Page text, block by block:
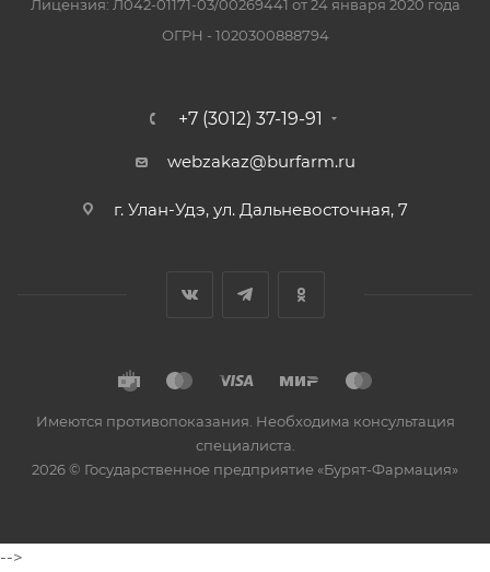
Лицензия: Л042-01171-03/00269441 от 24 января 2020 года
ОГРН - 1020300888794
+7 (3012) 37-19-91
webzakaz@burfarm.ru
г. Улан-Удэ, ул. Дальневосточная, 7
Имеются противопоказания. Необходима консультация
специалиста.
2026 © Государственное предприятие «Бурят-Фармация»
-->